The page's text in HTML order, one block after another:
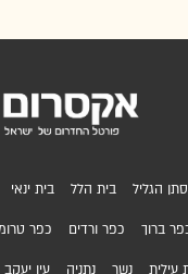
הגליל בית הלל בית ינאי
ברוך כפר ורדים כפר
עילית נשר נתניה עין יעקב